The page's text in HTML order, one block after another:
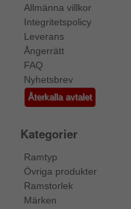
Allmänna villkor
Integritetspolicy
Leverans
Ångerrätt
FAQ
Nyhetsbrev
Återkalla avtalet
Kategorier
Ramtyp
Övriga produkter
Ramstorlek
Märken